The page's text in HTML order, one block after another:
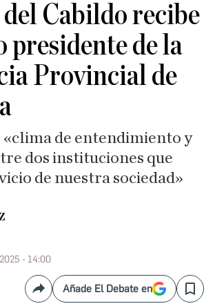
del Cabildo recibe
presidente de la
Provincial de
«clima de entendimiento y
dos instituciones que
de nuestra sociedad»
- 14:00
CompartirAñade El Debate en Save